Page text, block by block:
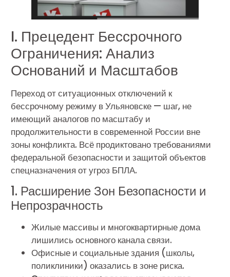
I. Прецедент Бессрочного
Ограничения: Анализ
Оснований и Масштабов
Переход от ситуационных отключений к
бессрочному режиму в Ульяновске — шаг, не
имеющий аналогов по масштабу и
продолжительности в современной России вне
зоны конфликта. Всё продиктовано требованиями
федеральной безопасности и защитой объектов
спецназначения от угроз БПЛА.
1. Расширение Зон Безопасности и
Непрозрачность
Жилые массивы и многоквартирные дома
лишились основного канала связи.
Офисные и социальные здания (школы,
поликлиники) оказались в зоне риска.